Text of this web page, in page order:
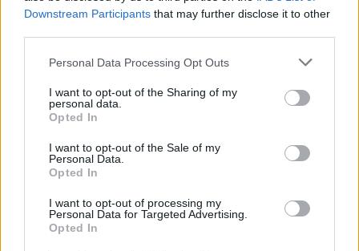
Downstream Participants that may further disclose it to other
Please note that this website/app uses one or more Google
not limited to your visit or usage behaviour. You may click to
grant or deny consent to Google and its third-party tags to
use your data for below specified purposes in below Google
consent section.
Personal Data Processing Opt Outs
I want to opt-out of the Sharing of my
personal data.
Opted In
I want to opt-out of the Sale of my
Personal Data.
Opted In
I want to opt-out of processing my
Personal Data for Targeted Advertising.
Opted In
NECROLOGIE
Mario Malu
Paolo Pinna